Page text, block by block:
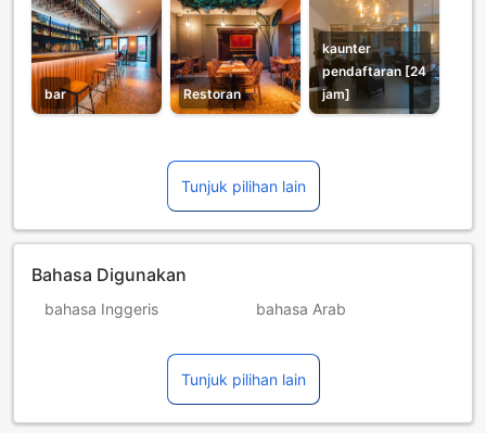
bar Restoran
kaunter
pendaftaran [24
jam]
Tunjuk pilihan lain
Bahasa Digunakan
bahasa Inggeris bahasa Arab
bahasa Perancis
bahasa Poland bahasa Romania
Tunjuk pilihan lain